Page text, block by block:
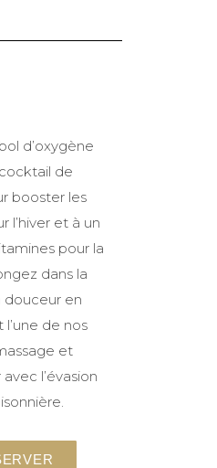
d’oxygène
de
booster les
l’hiver et à un
pour la
dans la
en
de nos
et
l’évasion